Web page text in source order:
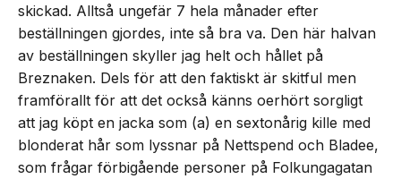
skickad. Alltså ungefär 7 hela månader efter
beställningen gjordes, inte så bra va. Den här halvan
av beställningen skyller jag helt och hållet på
Breznaken. Dels för att den faktiskt är skitful men
framförallt för att det också känns oerhört sorgligt
att jag köpt en jacka som (a) en sextonårig kille med
blonderat hår som lyssnar på Nettspend och Bladee,
som frågar förbigående personer på Folkungagatan